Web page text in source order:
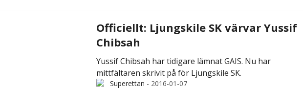
Officiellt: Ljungskile SK värvar Yussif
Chibsah
Yussif Chibsah har tidigare lämnat GAIS. Nu har
mittfältaren skrivit på för Ljungskile SK.
Superettan - 2016-01-07